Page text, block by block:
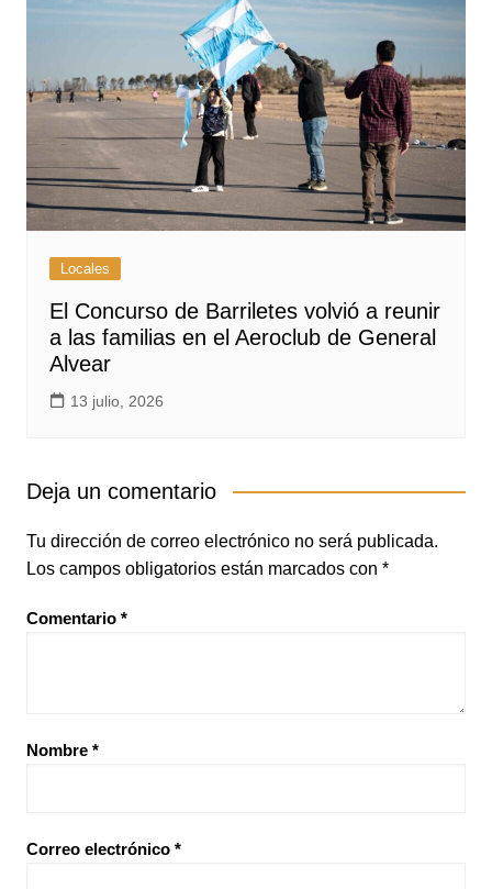
Locales
El Concurso de Barriletes volvió a reunir
a las familias en el Aeroclub de General
Alvear
13 julio, 2026
Deja un comentario
Tu dirección de correo electrónico no será publicada.
Los campos obligatorios están marcados con *
Comentario *
Nombre *
Correo electrónico *